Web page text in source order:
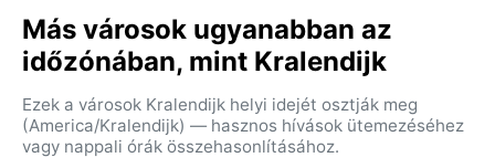
Más városok ugyanabban az
időzónában, mint Kralendijk
Ezek a városok Kralendijk helyi idejét osztják meg
(America/Kralendijk) — hasznos hívások ütemezéséhez
vagy nappali órák összehasonlításához.